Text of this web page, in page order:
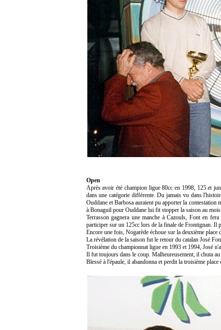
Open
Après avoir été champion ligue 80cc en 1998, 125 et
dans une catégorie différente. Du jamais vu dans
Ouddane et Barbosa auraient pu apporter la contestation
à Bonaguil pour Ouddane lui fit stopper la saison au
Terrasson gagnera une manche à Cazouls, Font en
participer sur un 125cc lors de la finale de Frontignan. Il
Encore une fois, Nogarède échoue sur la deuxième place
La révélation de la saison fut le retour du catalan José
Troisième du championnat ligue en 1993 et 1994, José
Il fut toujours dans le coup. Malheureusement, il chuta
Blessé à l'épaule, il abandonna et perdit la troisième